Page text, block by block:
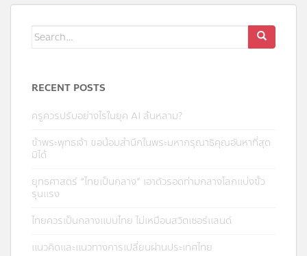
Search
for:
RECENT POSTS
ครูควรปรับอย่างไรในยุค AI ล้นหลาม?
ข้าพระพุทธเจ้า ขอน้อมสำนึกในพระมหากรุณาธิคุณอันหาที่สุด
มิได้
ยุทธศาสตร์ “ไทยเป็นกลาง” เอาตัวรอดท่ามกลางโลกแบ่งขั้ว
รุนแรง
ไทยควรเป็นกลางแบบไทย ไม่เหมือนสวิตเซอร์แลนด์
แนวคิดและแนวทางการเปลี่ยนผ่านประเทศไทย